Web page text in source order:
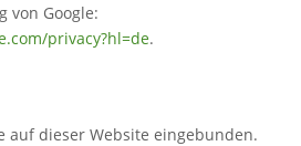
von Google:
privacy?hl=de.
auf dieser Website eingebunden.